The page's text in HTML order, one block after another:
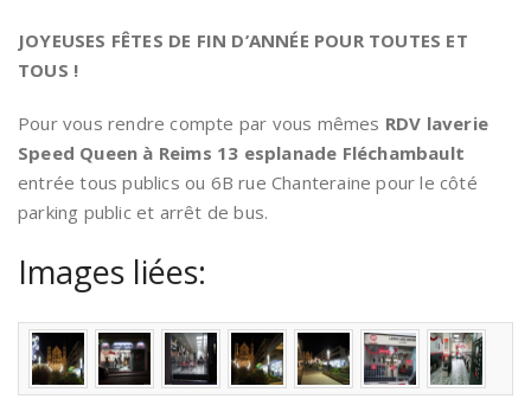
JOYEUSES FÊTES DE FIN D’ANNÉE POUR TOUTES ET
TOUS !
Pour vous rendre compte par vous mêmes RDV laverie
Speed Queen à Reims 13 esplanade Fléchambault
entrée tous publics ou 6B rue Chanteraine pour le côté
parking public et arrêt de bus.
Images liées: